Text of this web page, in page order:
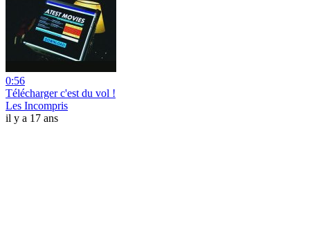
0:56
Télécharger c'est du vol !
Les Incompris
il y a 17 ans